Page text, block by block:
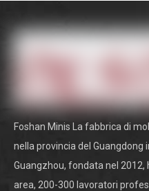
Foshan Minis La fabbrica di
nella provincia del Guangdong
Guangzhou, fondata nel
area, 200-300 lavoratori